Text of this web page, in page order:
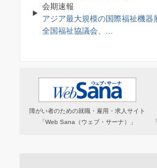
会期速報
アジア最大規模の国際福祉機器
全国福祉協議会、...
障がい者のための就職・雇用・求人サイト
「Web Sana（ウェブ・サーナ）」